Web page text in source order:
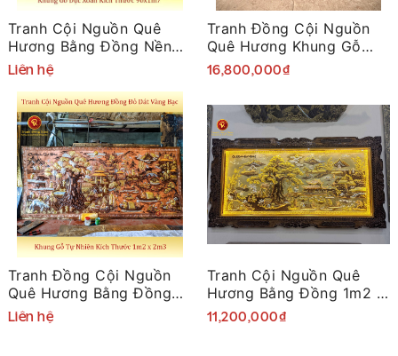
Tranh Cội Nguồn Quê
Hương Bằng Đồng Nền
Xước Khung Gỗ 90x1m7
Liên hệ
Tranh Đồng Cội Nguồn
Quê Hương Khung Gỗ
Hương
16,800,000₫
Tranh Đồng Cội Nguồn
Quê Hương Bằng Đồng
Đỏ Dát Vàng Bạc
Liên hệ
Tranh Cội Nguồn Quê
Hương Bằng Đồng 1m2 x
2m3
11,200,000₫